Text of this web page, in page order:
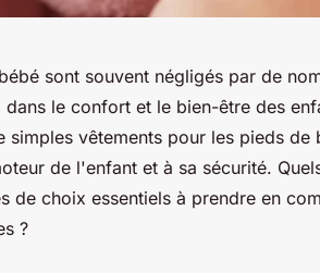
sont souvent négligés par de
le confort et le bien-être des
simples vêtements pour les pieds
de l'enfant et à sa sécurité.
de choix essentiels à prendre en
?